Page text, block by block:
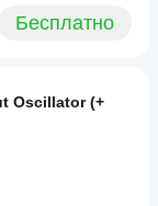
Бесплатно
Oscillator (+